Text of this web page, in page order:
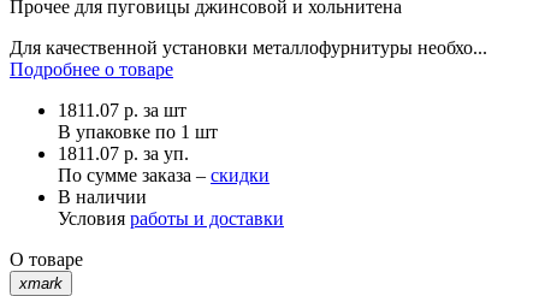
Прочее для пуговицы джинсовой и хольнитена
Для качественной установки металлофурнитуры необхо...
Подробнее о товаре
1811.07 р. за шт
В упаковке по 1 шт
1811.07 р. за уп.
По сумме заказа – скидки
В наличии
Условия работы и доставки
О товаре
xmark